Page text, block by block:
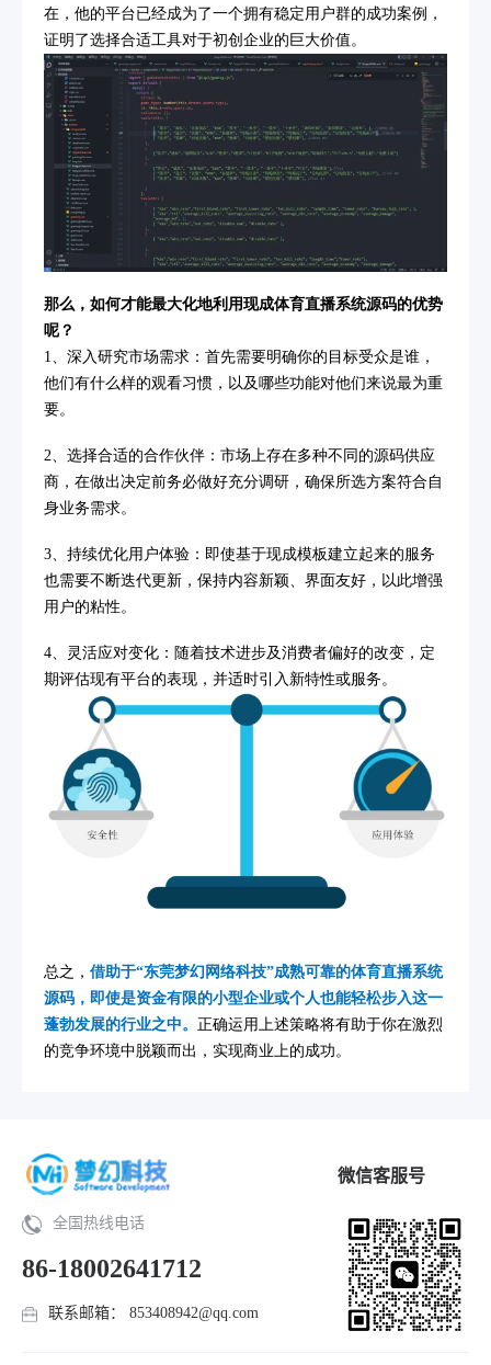
在，他的平台已经成为了一个拥有稳定用户群的成功案例，
证明了选择合适工具对于初创企业的巨大价值。
那么，如何才能最大化地利用现成体育直播系统源码的优势
呢？
1、深入研究市场需求：首先需要明确你的目标受众是谁，
他们有什么样的观看习惯，以及哪些功能对他们来说最为重
要。
2、选择合适的合作伙伴：市场上存在多种不同的源码供应
商，在做出决定前务必做好充分调研，确保所选方案符合自
身业务需求。
3、持续优化用户体验：即使基于现成模板建立起来的服务
也需要不断迭代更新，保持内容新颖、界面友好，以此增强
用户的粘性。
4、灵活应对变化：随着技术进步及消费者偏好的改变，定
期评估现有平台的表现，并适时引入新特性或服务。
总之， 借助于“东莞梦幻网络科技”成熟可靠的体育直播系统
源码，即使是资金有限的小型企业或个人也能轻松步入这一
蓬勃发展的行业之中。 正确运用上述策略将有助于你在激烈
的竞争环境中脱颖而出，实现商业上的成功。
全国热线电话
86-18002641712
联系邮箱： 853408942@qq.com
微信客服号